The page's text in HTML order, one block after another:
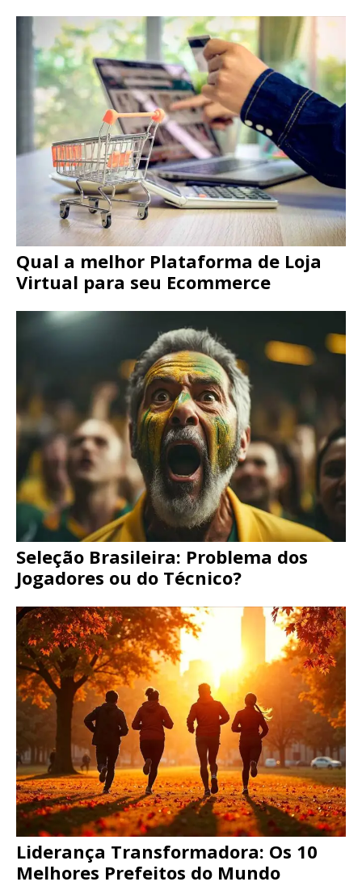
Qual a melhor Plataforma de Loja
Virtual para seu Ecommerce
Seleção Brasileira: Problema dos
Jogadores ou do Técnico?
Liderança Transformadora: Os 10
Melhores Prefeitos do Mundo